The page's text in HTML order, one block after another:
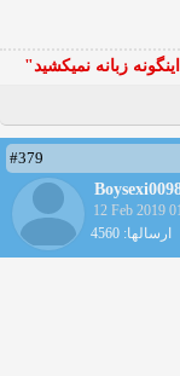
زبانه نميكشيد"
#379
12 Feb 2019
ارسالها: 4560